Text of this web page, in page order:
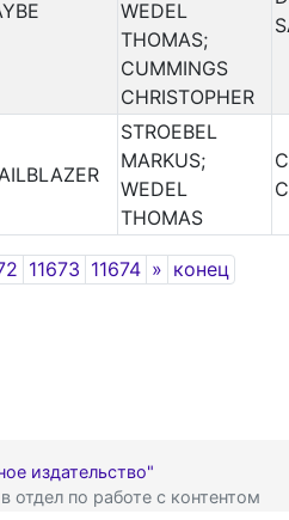
WEDEL
THOMAS;
CUMMINGS
CHRISTOPHER
STROEBEL
MARKUS;
WEDEL
THOMAS
11673 11674 » Next
конец
издательство"
по работе с контентом